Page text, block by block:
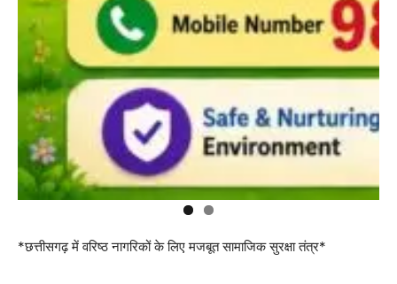
*छत्तीसगढ़ में वरिष्ठ नागरिकों के लिए मजबूत सामाजिक सुरक्षा तंत्र*